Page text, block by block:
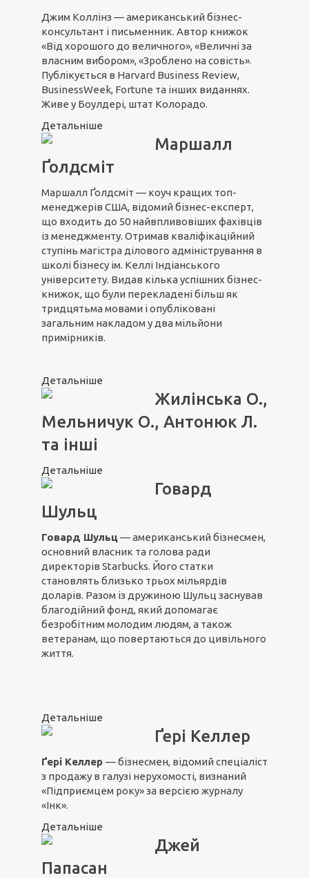
Джим Коллінз — американський бізнес-
консультант і письменник. Автор книжок
«Від хорошого до величного», «Величні за
власним вибором», «Зроблено на совість».
Публікується в Harvard Business Review,
BusinessWeek, Fortune та інших виданнях.
Живе у Боулдері, штат Колорадо.
Детальніше
Маршалл
Ґолдсміт
Маршалл Ґолдсміт — коуч кращих топ-
менеджерів США, відомий бізнес-експерт,
що входить до 50 найвпливовіших фахівців
із менеджменту. Отримав кваліфікаційний
ступінь магістра ділового адміністрування в
школі бізнесу ім. Келлі Індіанського
університету. Видав кілька успішних бізнес-
книжок, що були перекладені більш як
тридцятьма мовами і опубліковані
загальним накладом у два мільйони
примірників.
Детальніше
Жилінська О.,
Мельничук О., Антонюк Л.
та інші
Детальніше
Говард
Шульц
Говард Шульц— американський бізнесмен,
основний власник та голова ради
директорів Starbucks. Його статки
становлять близько трьох мільярдів
доларів. Разом із дружиною Шульц заснував
благодійний фонд, який допомагає
безробітним молодим людям, а також
ветеранам, що повертаються до цивільного
життя.
Детальніше
Ґері Келлер
Ґері Келлер — бізнесмен, відомий спеціаліст
з продажу в галузі нерухомості, визнаний
«Підприємцем року» за версією журналу
«Інк».
Детальніше
Джей
Папасан